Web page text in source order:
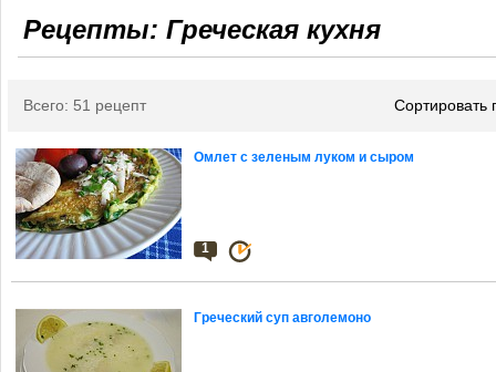
Рецепты: Греческая кухня
Сортировать
Всего: 51 рецепт
Омлет с зеленым луком и сыром
1
Греческий суп авголемоно